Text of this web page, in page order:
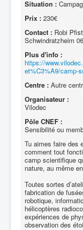
Situation :
Prix : 230€
Contact : Robi
Schwindratzheim
Plus d'info :
https://
et%C3%A9/camp-
Centre : Autre
Organisateur :
Vilodec
Pôle CNEF :
Sensibilité ou
Tu aimes faire des
comment tout
camp scientifique
nature, au même
Toutes sortes
fabrication de
robotique,
hélicoptères
expériences de
observation des